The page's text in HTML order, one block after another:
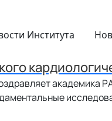
Института
академика